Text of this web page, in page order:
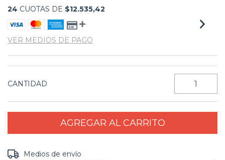
24 CUOTAS DE $12.535,42
VER MEDIOS DE PAGO
CANTIDAD
Entregas para el CP:
Medios de envío